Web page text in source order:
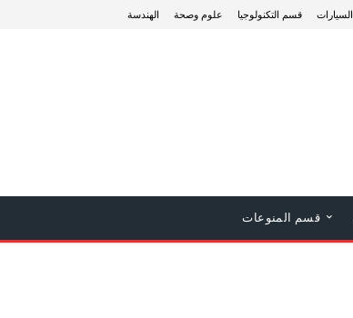
الهندسة علوم وصحة قسم التكنولوجيا السيارات
قسم المنوعات